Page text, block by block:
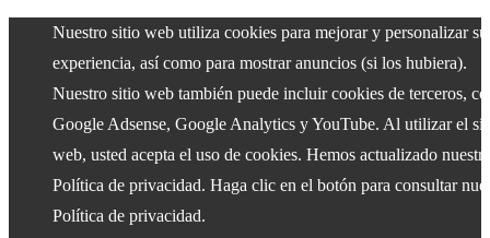
Nuestro sitio web utiliza cookies para mejorar y personalizar su
experiencia, así como para mostrar anuncios (si los hubiera).
Nuestro sitio web también puede incluir cookies de terceros,
Google Adsense, Google Analytics y YouTube. Al utilizar el
web, usted acepta el uso de cookies. Hemos actualizado nuestra
Política de privacidad. Haga clic en el botón para consultar
Política de privacidad.